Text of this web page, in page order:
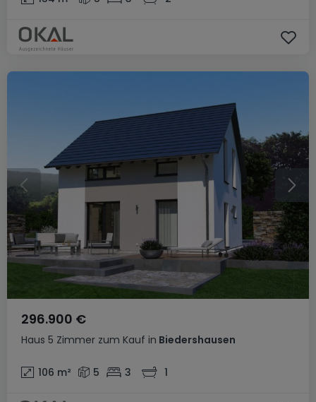
Haus 5 Zimmer zum Kauf in Biedershausen
296.900 €
106 m² 5 3 1